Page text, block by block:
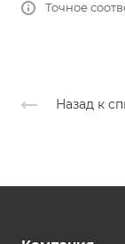
Точное
Назад к